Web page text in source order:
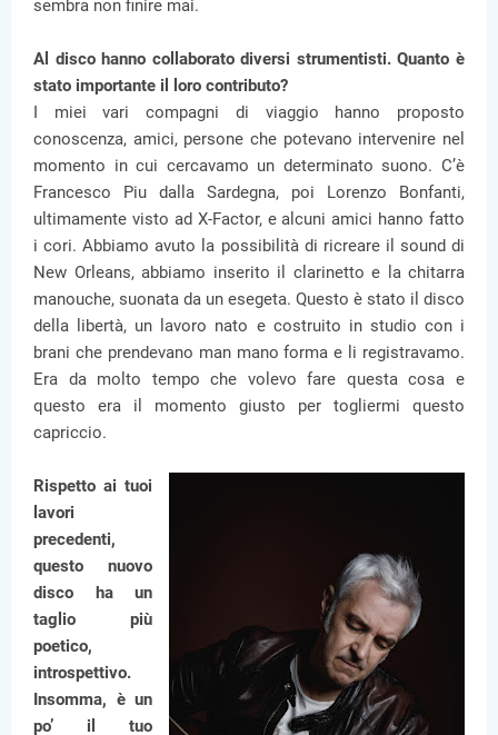
sembra non finire mai.
Al disco hanno collaborato diversi strumentisti. Quanto è
stato importante il loro contributo?
I miei vari compagni di viaggio hanno proposto
conoscenza, amici, persone che potevano intervenire nel
momento in cui cercavamo un determinato suono. C’è
Francesco Piu dalla Sardegna, poi Lorenzo Bonfanti,
ultimamente visto ad X-Factor, e alcuni amici hanno fatto
i cori. Abbiamo avuto la possibilità di ricreare il sound di
New Orleans, abbiamo inserito il clarinetto e la chitarra
manouche, suonata da un esegeta. Questo è stato il disco
della libertà, un lavoro nato e costruito in studio con i
brani che prendevano man mano forma e li registravamo.
Era da molto tempo che volevo fare questa cosa e
questo era il momento giusto per togliermi questo
capriccio.
Rispetto ai tuoi
lavori
precedenti,
questo nuovo
disco ha un
taglio più
poetico,
introspettivo.
Insomma, è un
po’ il tuo